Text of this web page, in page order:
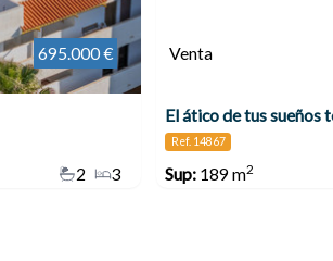
695.000 €
3
2
Venta
Ref. 14867
Sup: 189 m2